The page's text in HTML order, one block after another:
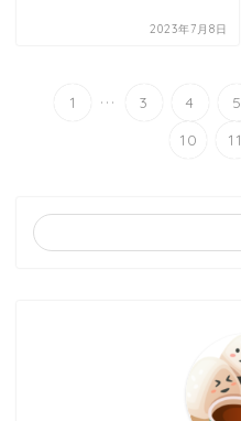
2023年7月8日
1 ... 3 4 5
10
11